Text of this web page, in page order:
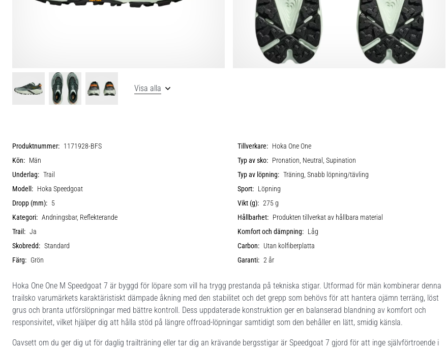
Visa alla
Produktnummer: 1171928-BFS Tillverkare: Hoka One One
Kön: Män Typ av sko: Pronation, Neutral, Supination
Underlag: Trail Typ av löpning: Träning, Snabb löpning/tävling
Modell: Hoka Speedgoat Sport: Löpning
Dropp (mm): 5 Vikt (g): 275 g
Kategori: Andningsbar, Reflekterande Hållbarhet: Produkten tillverkat av hållbara material
Trail: Ja Komfort och dämpning: Låg
Skobredd: Standard Carbon: Utan kolfiberplatta
Färg: Grön Garanti: 2 år
Hoka One One M Speedgoat 7 är byggd för löpare som vill ha trygg prestanda på tekniska stigar. Utformad för män kombinerar denna
trailsko varumärkets karaktäristiskt dämpade åkning med den stabilitet och det grepp som behövs för att hantera ojämn terräng, löst
grus och branta utförslöpningar med bättre kontroll. Dess uppdaterade konstruktion ger en balanserad blandning av komfort och
responsivitet, vilket hjälper dig att hålla stöd på längre offroad-löpningar samtidigt som den behåller en lätt, smidig känsla.
Oavsett om du ger dig ut för daglig trailträning eller tar dig an krävande bergsstigar är Speedgoat 7 gjord för att inge självförtroende i